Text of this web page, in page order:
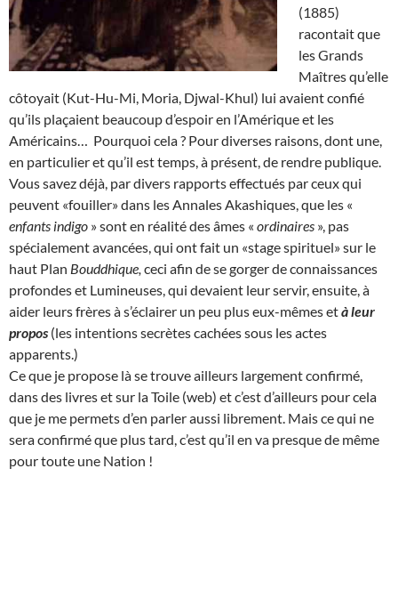
(1885)
racontait que
les Grands
Maîtres qu’elle
côtoyait (Kut-Hu-Mi, Moria, Djwal-Khul) lui avaient confié
qu’ils plaçaient beaucoup d’espoir en l’Amérique et les
Américains… Pourquoi cela ? Pour diverses raisons, dont une,
en particulier et qu’il est temps, à présent, de rendre publique.
Vous savez déjà, par divers rapports effectués par ceux qui
peuvent «fouiller» dans les Annales Akashiques, que les «
enfants indigo » sont en réalité des âmes « ordinaires », pas
spécialement avancées, qui ont fait un «stage spirituel» sur le
haut Plan Bouddhique, ceci afin de se gorger de connaissances
profondes et Lumineuses, qui devaient leur servir, ensuite, à
aider leurs frères à s’éclairer un peu plus eux-mêmes età leur
propos (les intentions secrètes cachées sous les actes
apparents.)
Ce que je propose là se trouve ailleurs largement confirmé,
dans des livres et sur la Toile (web) et c’est d’ailleurs pour cela
que je me permets d’en parler aussi librement. Mais ce qui ne
sera confirmé que plus tard, c’est qu’il en va presque de même
pour toute une Nation !